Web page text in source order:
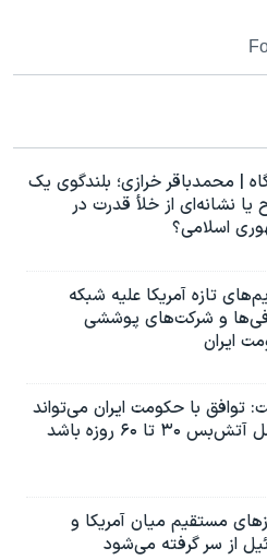
ایران
صلح
«سی‌پک»
| محمدباقر خرازی؛ بلندگوی یک
یا نشانه‌ای از خلأ قدرت در
اسلامی؟
تازه آمریکا علیه شبکه
و شرکت‌های پوششی
ایران
توافق با حکومت ایران می‌تواند
۳۰ تا ۶۰ روزه باشد
مستقیم میان آمریکا و
از سر گرفته می‌شود